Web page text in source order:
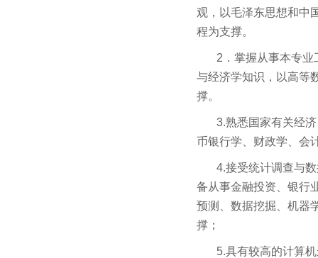
观，以毛泽东思想和中
程为支撑。
2 ．掌握从事本专
与经济学知识，以高等
撑。
3.熟悉国家有关经
币银行学、财政学、会
4.接受统计调查与
备从事金融投资、银行
预测、数据挖掘、机器
撑；
5.具有较高的计算